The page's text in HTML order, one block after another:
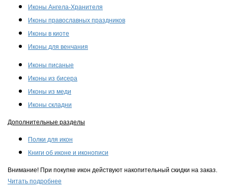
Иконы Ангела-Хранителя
Иконы православных праздников
Иконы в киоте
Иконы для венчания
Иконы писаные
Иконы из бисера
Иконы из меди
Иконы складни
Дополнительные разделы
Полки для икон
Книги об иконе и иконописи
Внимание! При покупке икон действуют накопительный скидки на заказ.
Читать подробнее